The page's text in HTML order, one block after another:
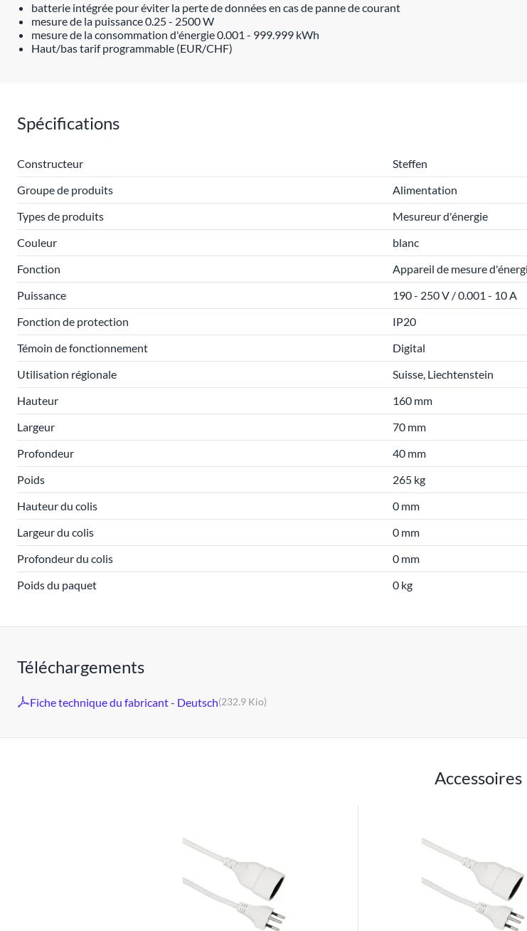
batterie intégrée pour éviter la perte de données en cas de panne de courant
mesure de la puissance 0.25 - 2500 W
mesure de la consommation d'énergie 0.001 - 999.999 kWh
Haut/bas tarif programmable (EUR/CHF)
Spécifications
Constructeur
Steffen
Groupe de produits
Alimentation
Types de produits
Mesureur d'énergie
Couleur
blanc
Fonction
Appareil de mesure
Puissance
190 - 250 V / 0.001 - 10 A
Fonction de protection
IP20
Témoin de fonctionnement
Digital
Utilisation régionale
Suisse, Liechtenstein
Hauteur
160 mm
Largeur
70 mm
Profondeur
40 mm
Poids
265 kg
Hauteur du colis
0 mm
Largeur du colis
0 mm
Profondeur du colis
0 mm
Poids du paquet
0 kg
Téléchargements
Fiche technique du fabricant - Deutsch(232.9 Kio)
Accessoires